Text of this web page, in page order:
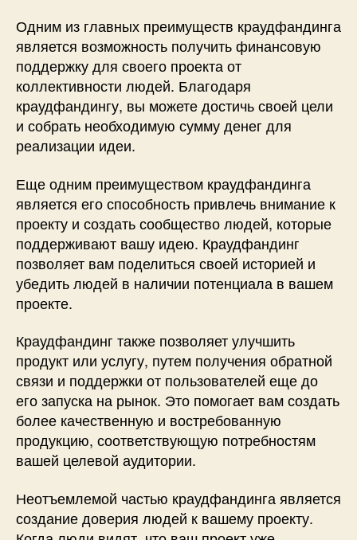
Одним из главных преимуществ краудфандинга
является возможность получить финансовую
поддержку для своего проекта от
коллективности людей. Благодаря
краудфандингу, вы можете достичь своей цели
и собрать необходимую сумму денег для
реализации идеи.
Еще одним преимуществом краудфандинга
является его способность привлечь внимание к
проекту и создать сообщество людей, которые
поддерживают вашу идею. Краудфандинг
позволяет вам поделиться своей историей и
убедить людей в наличии потенциала в вашем
проекте.
Краудфандинг также позволяет улучшить
продукт или услугу, путем получения обратной
связи и поддержки от пользователей еще до
его запуска на рынок. Это помогает вам создать
более качественную и востребованную
продукцию, соответствующую потребностям
вашей целевой аудитории.
Неотъемлемой частью краудфандинга является
создание доверия людей к вашему проекту.